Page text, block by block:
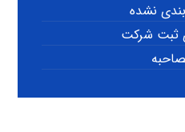
نشده
ثبت شرکت